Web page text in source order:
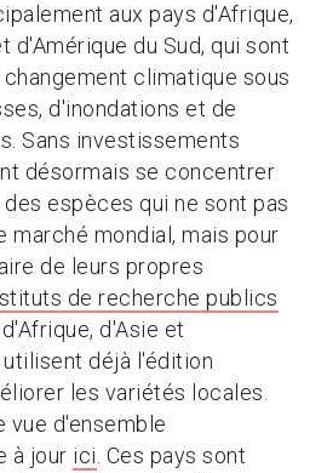
aux pays d'Afrique,
d'Amérique du Sud, qui sont
climatique sous
d'inondations et de
Sans investissements
désormais se concentrer
espèces qui ne sont pas
marché mondial, mais pour
de leurs propres
de recherche publics
d'Asie et
déjà l'édition
les variétés locales.
vue d'ensemble
à jour ici . Ces pays sont